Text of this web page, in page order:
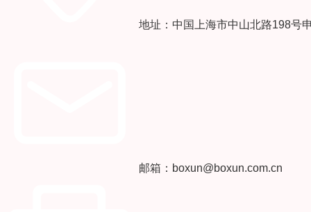
地址：中国上海市中山北路198号
邮箱：boxun@boxun.com.cn